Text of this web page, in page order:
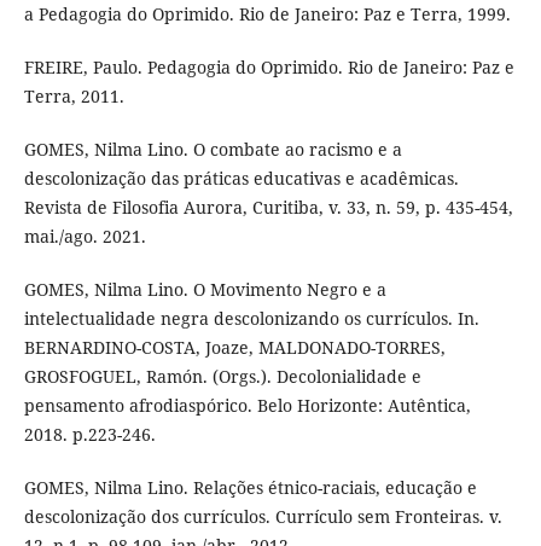
a Pedagogia do Oprimido. Rio de Janeiro: Paz e Terra, 1999.
FREIRE, Paulo. Pedagogia do Oprimido. Rio de Janeiro: Paz e
Terra, 2011.
GOMES, Nilma Lino. O combate ao racismo e a
descolonização das práticas educativas e acadêmicas.
Revista de Filosofia Aurora, Curitiba, v. 33, n. 59, p. 435-454,
mai./ago. 2021.
GOMES, Nilma Lino. O Movimento Negro e a
intelectualidade negra descolonizando os currículos. In.
BERNARDINO-COSTA, Joaze, MALDONADO-TORRES,
GROSFOGUEL, Ramón. (Orgs.). Decolonialidade e
pensamento afrodiaspórico. Belo Horizonte: Autêntica,
2018. p.223-246.
GOMES, Nilma Lino. Relações étnico-raciais, educação e
descolonização dos currículos. Currículo sem Fronteiras. v.